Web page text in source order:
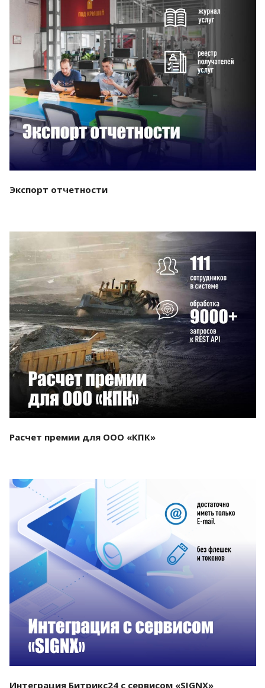
Смотреть проект
Экспорт отчетности
Смотреть проект
Расчет премии для ООО «КПК»
Смотреть проект
Интеграция Битрикс24 с сервисом «SIGNX»